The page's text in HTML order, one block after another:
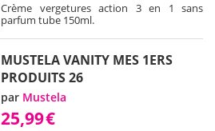
Crème vergetures action 3 en 1 sans
parfum tube 150ml.
MUSTELA VANITY MES 1ERS
PRODUITS 26
par Mustela
25,99€